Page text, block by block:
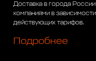
Доставка в города
компаниями в
действующих тарифов.
Подробнее